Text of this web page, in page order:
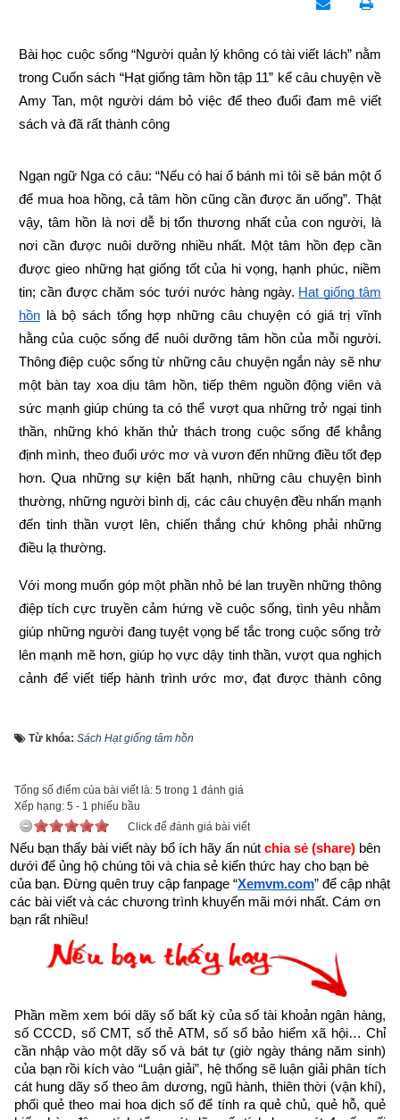
Bài học cuộc sống “Người quản lý không có tài viết lách” nằm
trong Cuốn sách “Hạt giống tâm hồn tập 11” kể câu chuyện về
Amy Tan, một người dám bỏ việc để theo đuổi đam mê viết
sách và đã rất thành công
Ngạn ngữ Nga có câu: “Nếu có hai ổ bánh mì tôi sẽ bán một ổ
để mua hoa hồng, cả tâm hồn cũng cần được ăn uống”. Thật
vậy, tâm hồn là nơi dễ bị tổn thương nhất của con người, là
nơi cần được nuôi dưỡng nhiều nhất. Một tâm hồn đẹp cần
được gieo những hạt giống tốt của hi vọng, hạnh phúc, niềm
tin; cần được chăm sóc tưới nước hàng ngày. Hạt giống tâm
hồn là bộ sách tổng hợp những câu chuyện có giá trị vĩnh
hằng của cuộc sống để nuôi dưỡng tâm hồn của mỗi người.
Thông điệp cuộc sống từ những câu chuyện ngắn này sẽ như
một bàn tay xoa dịu tâm hồn, tiếp thêm nguồn động viên và
sức mạnh giúp chúng ta có thể vượt qua những trở ngại tinh
thần, những khó khăn thử thách trong cuộc sống để khẳng
định mình, theo đuổi ước mơ và vươn đến những điều tốt đẹp
hơn. Qua những sự kiện bất hạnh, những câu chuyện bình
thường, những người bình dị, các câu chuyện đều nhấn mạnh
đến tinh thần vượt lên, chiến thắng chứ không phải những
điều lạ thường.
Với mong muốn góp một phần nhỏ bé lan truyền những thông
điệp tích cực truyền cảm hứng về cuộc sống, tình yêu nhằm
giúp những người đang tuyệt vọng bế tắc trong cuộc sống trở
lên mạnh mẽ hơn, giúp họ vực dậy tinh thần, vượt qua nghịch
cảnh để viết tiếp hành trình ước mơ, đạt được thành công
tai-sach-hat-giong-tam-hon-pdf-10.html
để tải về Ebook Sách Hạt giống tâm hồn hoặc liên hệ Zalo:
0926.138.186 để nhận trực tiếp file pdf.
Sau đây là Câu chuyện về Người quản lý không có tài viết
lách được trích từ Cuốn “Hạt giống tâm hồn tập 11” của nhà
xuất bản tổng hợp TP. Hồ Chí Minh
Có những trận chiến bạn phải đấu tranh hết sức vất vả chỉ đế
- Margaret Thatcher
Điều thúc đẩy sự nghiệp của Amy Tan không phải là một cú
đột phá bất ngờ mà là một cú húc đầu vào cột. Trước khi
hàng triệu bản của The Joy Luck Club, thế Kitchen Goi’s Wife
Từ khóa: Sách Hạt giống tâm hồn
Tổng số điểm của bài viết là: 5 trong 1 đánh giá
Xếp hạng: 5 - 1 phiếu bầu
Click để đánh giá bài viết
Nếu bạn thấy bài viết này bổ ích hãy ấn nút chia sẻ (share) bên
dưới để ủng hộ chúng tôi và chia sẻ kiến thức hay cho bạn bè
của bạn. Đừng quên truy cập fanpage “Xemvm.com” để cập nhật
các bài viết và các chương trình khuyến mãi mới nhất. Cám ơn
bạn rất nhiều!
Phần mềm xem bói dãy số bất kỳ của số tài khoản ngân hàng,
số CCCD, số CMT, số thẻ ATM, số sổ bảo hiểm xã hội… Chỉ
cần nhập vào một dãy số và bát tự (giờ ngày tháng năm sinh)
của bạn rồi kích vào “Luận giải”, hệ thống sẽ luận giải phân tích
cát hung dãy số theo âm dương, ngũ hành, thiên thời (vận khí),
phối quẻ theo mai hoa dịch số để tính ra quẻ chủ, quẻ hỗ, quẻ